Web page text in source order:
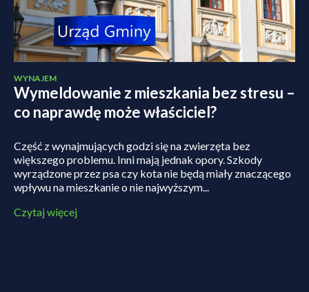
WYNAJEM
Wymeldowanie z mieszkania bez stresu –
co naprawdę może właściciel?
Część z wynajmujących godzi się na zwierzęta bez
większego problemu. Inni mają jednak opory. Szkody
wyrządzone przez psa czy kota nie będą miały znaczącego
wpływu na mieszkanie o nie najwyższym...
Czytaj więcej